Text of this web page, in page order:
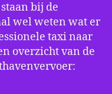
bij de
wel weten wat er
taxi naar
overzicht van de